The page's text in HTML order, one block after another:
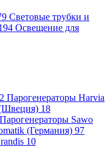
Световые трубки и
Освещение для
Парогенераторы Harvia
18
Парогенераторы Sawo
(Германия) 97
10